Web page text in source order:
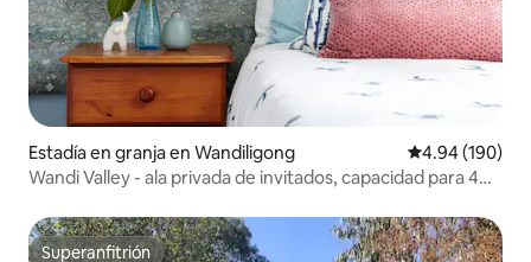
Estadía en granja en Wandiligong Calificación
4.94 (190)
Wandi Valley - ala privada de invitados, capacidad para 4
Superanfitrión